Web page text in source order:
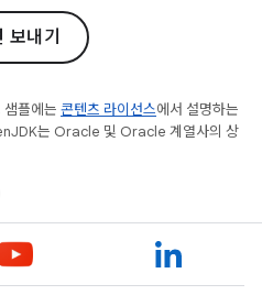
보내기
샘플에는 콘텐츠 라이선스에서 설명하는
는 Oracle 및 Oracle 계열사의 상